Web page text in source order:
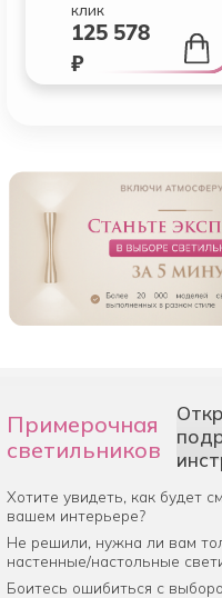
клик
125 578
₽
Примерочная
светильников
Хотите увидеть, как будет
вашем интерьере?
Не решили, нужна ли вам
настенные/настольные
Боитесь ошибиться с